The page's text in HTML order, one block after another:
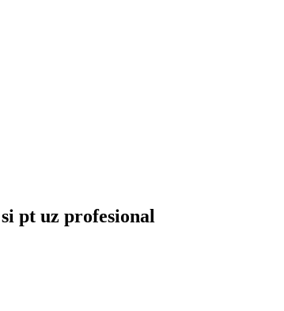
pt uz profesional